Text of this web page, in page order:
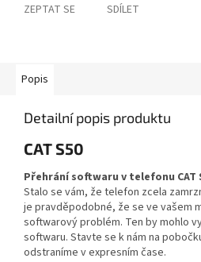
ZEPTAT SE SDÍLET
Popis
Detailní popis produktu
CAT S50
Přehrání softwaru v telefonu CAT
Stalo se vám, že telefon zcela
je pravděpodobné, že se ve vašem
softwarový problém. Ten by mohlo
softwaru. Stavte se k nám na
odstraníme v expresním čase.